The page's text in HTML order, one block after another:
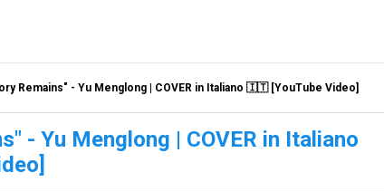
Remains" - Yu Menglong | COVER in Italiano 🇮🇹 [YouTube Video]
- Yu Menglong | COVER in Italiano